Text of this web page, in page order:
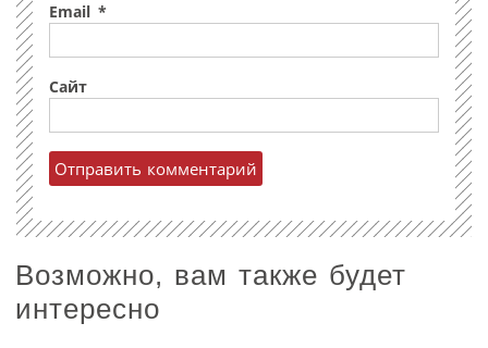
Email *
Сайт
Возможно, вам также будет
интересно